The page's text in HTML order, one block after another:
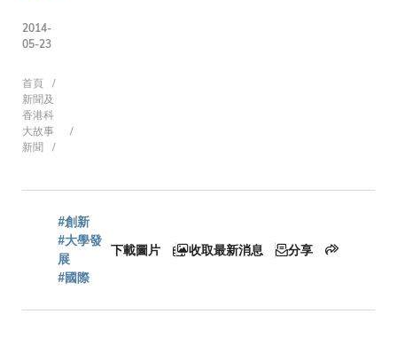
2014-
05-23
導
航
連
結
首頁
新聞及
香港科
大故事
新聞
#創新
#大學發
展
#國際
下載圖片 收取最新消息 分享